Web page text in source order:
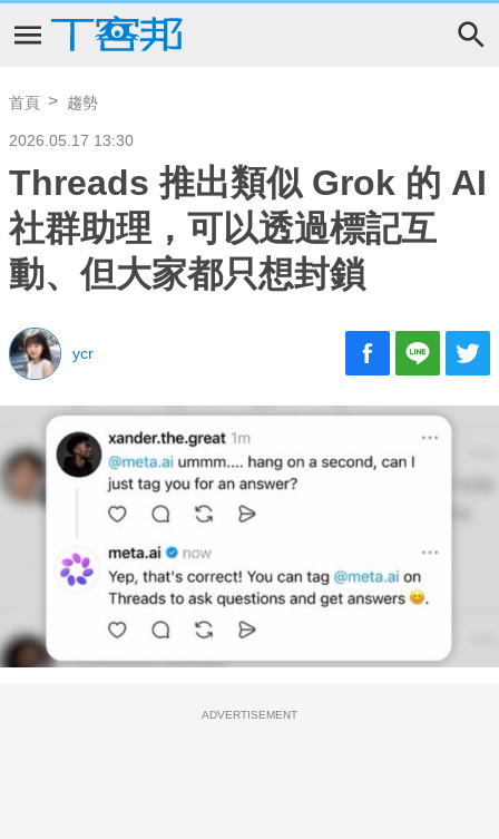
首頁 趨勢
2026.05.17 13:30
Threads 推出類似 Grok 的 AI
社群助理，可以透過標記互
動、但大家都只想封鎖
ycr
ADVERTISEMENT